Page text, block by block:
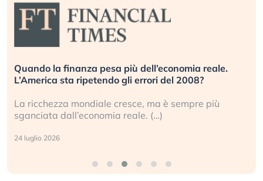
Quando la finanza pesa più dell’economia reale.
L’America sta ripetendo gli errori del 2008?
La ricchezza mondiale cresce, ma è sempre più
sganciata dall’economia reale. (…)
24 luglio 2026